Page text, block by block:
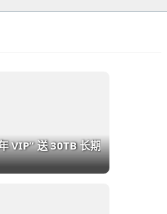
VIP” 送 30TB 长期